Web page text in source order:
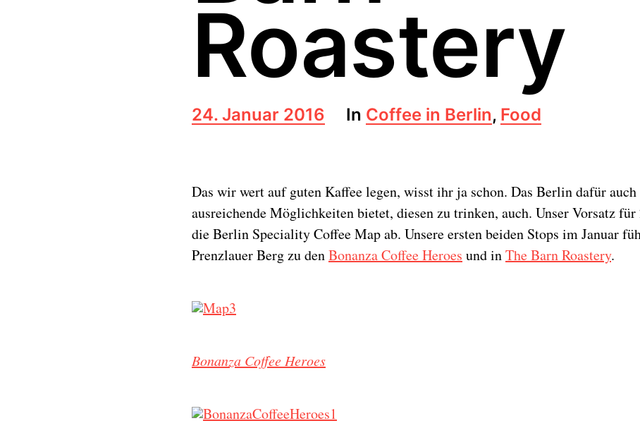
Roastery
B
e
a
g
s
d
a
m
24. Januar 2016 In Coffee in Berlin, Food
Das wir wert auf guten Kaffee legen, wisst ihr ja schon. Das Berlin dafür auch
ausreichende Möglichkeiten bietet, diesen zu trinken, auch. Unser Vorsatz
die Berlin Speciality Coffee Map ab. Unsere ersten beiden Stops im Januar
Prenzlauer Berg zu denBonanza Coffee Heroes und inThe Barn Roastery.
Bonanza Coffee Heroes